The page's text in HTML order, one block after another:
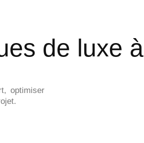
de luxe à
optimiser